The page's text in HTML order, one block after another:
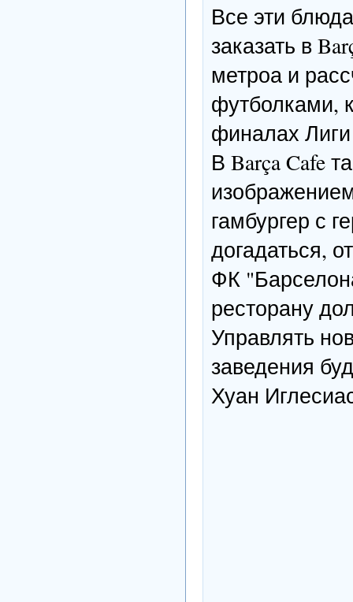
Все эти
заказать в
метроа и
футболками,
финалах
В Barça Cafe
гамбургер с
догадаться,
ФК
ресторану
Управлять
заведения
Хуан